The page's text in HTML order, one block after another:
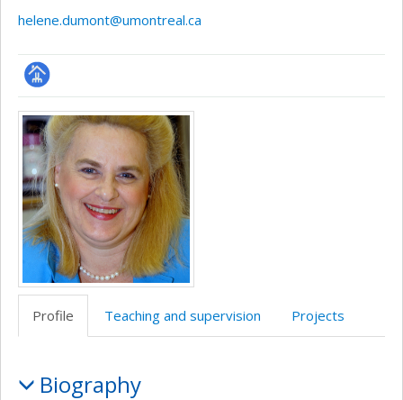
helene.dumont@umontreal.ca
Page
professionnelle
(faculté,département,école)
Media
Profile Teaching and supervision Projects
Biography